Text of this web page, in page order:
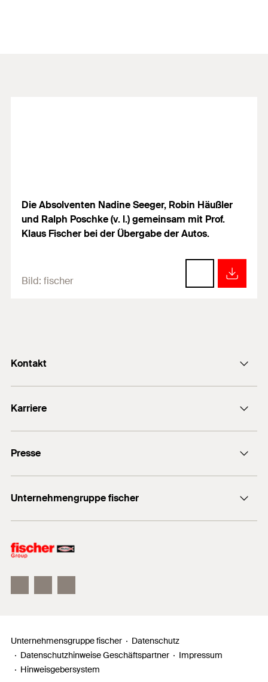
Die Absolventen Nadine Seeger, Robin Häußler
und Ralph Poschke (v. l.) gemeinsam mit Prof.
Klaus Fischer bei der Übergabe der Autos.
Bild: fischer
Kontakt
+49 7443 12-0
Karriere
Gute Gründe
Ausbildung
Professionals
Presse
Mediathek
Podcasts
Unternehmengruppe fischer
Unser Leitbild
Unternehmensgruppe fischer
Datenschutz
Datenschutzhinweise Geschäftspartner
Impressum
Hinweisgebersystem